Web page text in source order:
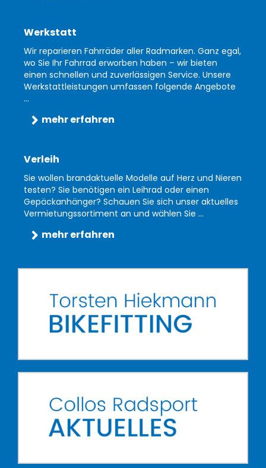
Werkstatt
Wir reparieren Fahrräder aller Radmarken. Ganz egal,
wo Sie Ihr Fahrrad erworben haben – wir bieten
einen schnellen und zuverlässigen Service. Unsere
Werkstattleistungen umfassen folgende Angebote
...
mehr erfahren
Verleih
Sie wollen brandaktuelle Modelle auf Herz und Nieren
testen? Sie benötigen ein Leihrad oder einen
Gepäckanhänger? Schauen Sie sich unser aktuelles
Vermietungssortiment an und wählen Sie ...
mehr erfahren